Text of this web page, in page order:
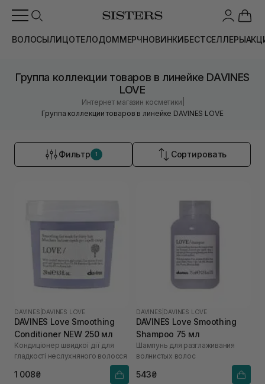
ВОЛОСЫЛИЦОТЕЛОДОММЕРЧНОВИНКИБЕСТСЕЛЛЕРЫ
Группа коллекции товаров в линейке DAVINES
LOVE
Интернет магазин косметики
Группа коллекции товаров в линейке DAVINES LOVE
Фильтр 1 Сортировать
DAVINES DAVINES LOVE
DAVINES Love Smoothing
Conditioner NEW 250 мл
Кондиціонер швидкої дії для
гладкості неслухняного волосся
1 008₴
DAVINES DAVINES LOVE
DAVINES Love Smoothing
Shampoo 75 мл
Шампунь для разглаживания
волнистых волос
543₴